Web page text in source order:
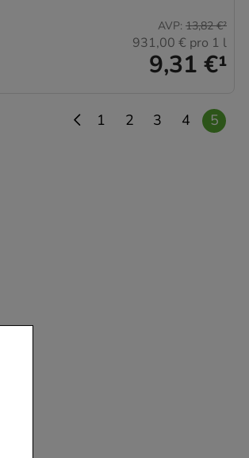
9,31 €¹
AVP: 13,82 €²
931,00 € pro 1 l
1 2 3 4 5